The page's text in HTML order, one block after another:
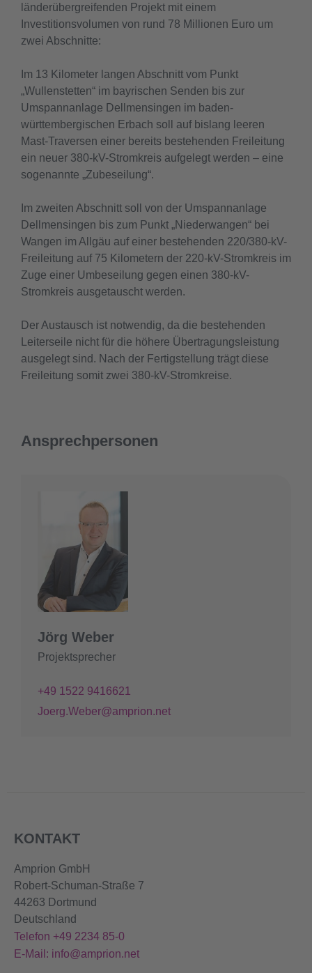
länderübergreifenden Projekt mit einem
Investitionsvolumen von rund 78 Millionen Euro um
zwei Abschnitte:
Im 13 Kilometer langen Abschnitt vom Punkt
„Wullenstetten“ im bayrischen Senden bis zur
Umspannanlage Dellmensingen im baden-
württembergischen Erbach soll auf bislang leeren
Mast-Traversen einer bereits bestehenden Freileitung
ein neuer 380-kV-Stromkreis aufgelegt werden – eine
sogenannte „Zubeseilung“.
Im zweiten Abschnitt soll von der Umspannanlage
Dellmensingen bis zum Punkt „Niederwangen“ bei
Wangen im Allgäu auf einer bestehenden 220/380-kV-
Freileitung auf 75 Kilometern der 220-kV-Stromkreis im
Zuge einer Umbeseilung gegen einen 380-kV-
Stromkreis ausgetauscht werden.
Der Austausch ist notwendig, da die bestehenden
Leiterseile nicht für die höhere Übertragungsleistung
ausgelegt sind. Nach der Fertigstellung trägt diese
Freileitung somit zwei 380-kV-Stromkreise.
Ansprechpersonen
Jörg Weber
Projektsprecher
+49 1522 9416621
Joerg.Weber@amprion.net
KONTAKT
Amprion GmbH
Robert-Schuman-Straße 7
44263 Dortmund
Deutschland
Telefon +49 2234 85-0
E-Mail: info@amprion.net